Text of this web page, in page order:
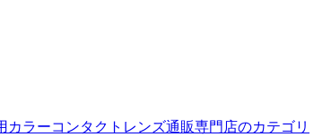
ラーコンタクトレンズ通販専門店のカテゴリ